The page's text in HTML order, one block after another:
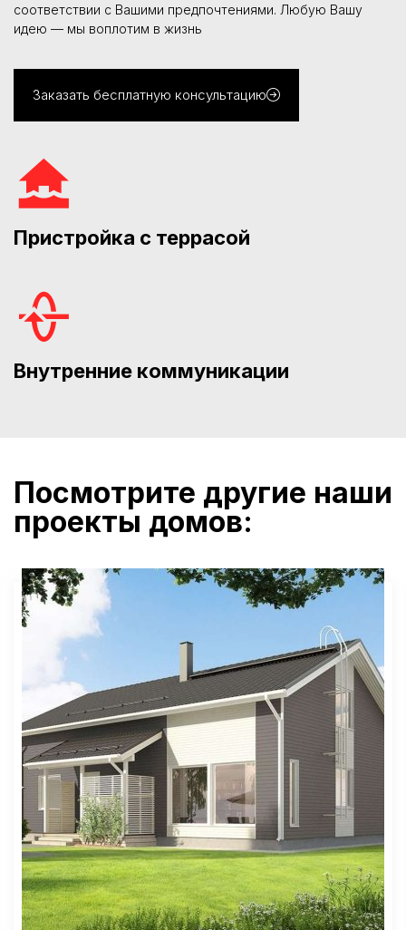
соответствии с Вашими предпочтениями. Любую Вашу
идею — мы воплотим в жизнь
Заказать бесплатную консультацию
Пристройка с террасой
Внутренние коммуникации
Посмотрите другие наши
проекты домов: